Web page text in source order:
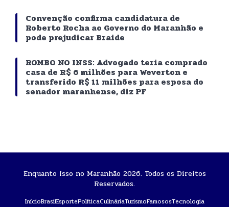
Convenção confirma candidatura de
Roberto Rocha ao Governo do Maranhão e
pode prejudicar Braide
ROMBO NO INSS: Advogado teria comprado
casa de R$ 6 milhões para Weverton e
transferido R$ 11 milhões para esposa do
senador maranhense, diz PF
Enquanto Isso no Maranhão 2026. Todos os Direitos
Reservados.
InícioBrasilEsportePolíticaCulináriaTurismoFamososTecnologia